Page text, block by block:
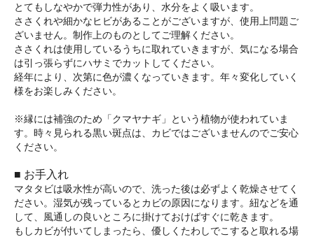
とてもしなやかで弾力性があり、水分をよく吸います。
ささくれや細かなヒビがあることがございますが、使用上問題ご
ざいません。制作上のものとしてご理解ください。
ささくれは使用しているうちに取れていきますが、気になる場合
は引っ張らずにハサミでカットしてください。
経年により、次第に色が濃くなっていきます。年々変化していく
様をお楽しみください。
※縁には補強のため「クマヤナギ」という植物が使われていま
す。時々見られる黒い斑点は、カビではございませんのでご安心
ください。
■ お手入れ
マタタビは吸水性が高いので、洗った後は必ずよく乾燥させてく
ださい。湿気が残っているとカビの原因になります。紐などを通
して、風通しの良いところに掛けておけばすぐに乾きます。
もしカビが付いてしまったら、優しくたわしでこすると取れる場